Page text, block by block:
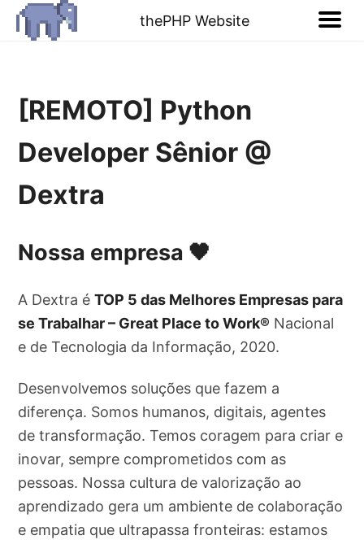
thePHP Website
[REMOTO] Python
Developer Sênior @
Dextra
Nossa empresa 🖤
A Dextra éTOP 5 das Melhores Empresas para
se Trabalhar – Great Place to Work®️ Nacional
e de Tecnologia da Informação, 2020.
Desenvolvemos soluções que fazem a
diferença. Somos humanos, digitais, agentes
de transformação. Temos coragem para criar e
inovar, sempre comprometidos com as
pessoas. Nossa cultura de valorização ao
aprendizado gera um ambiente de colaboração
e empatia que ultrapassa fronteiras: estamos